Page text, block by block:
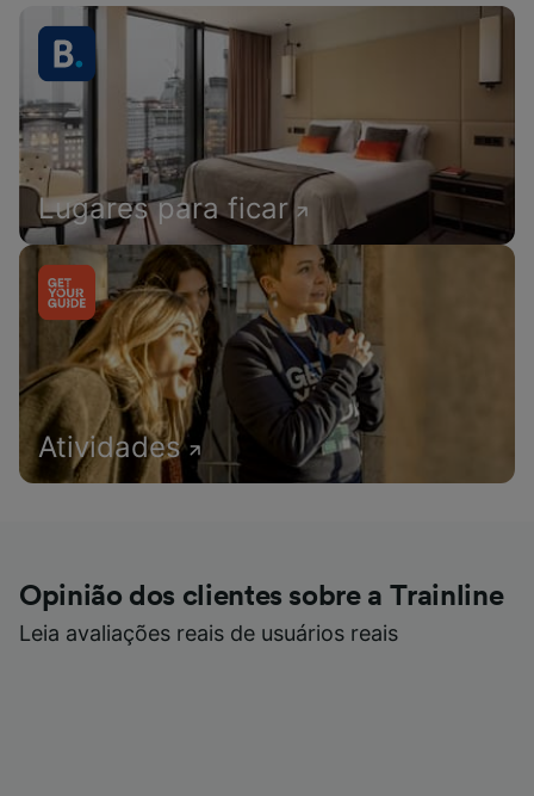
Lugares para ficar
Atividades
Opinião dos clientes sobre a Trainline
Leia avaliações reais de usuários reais